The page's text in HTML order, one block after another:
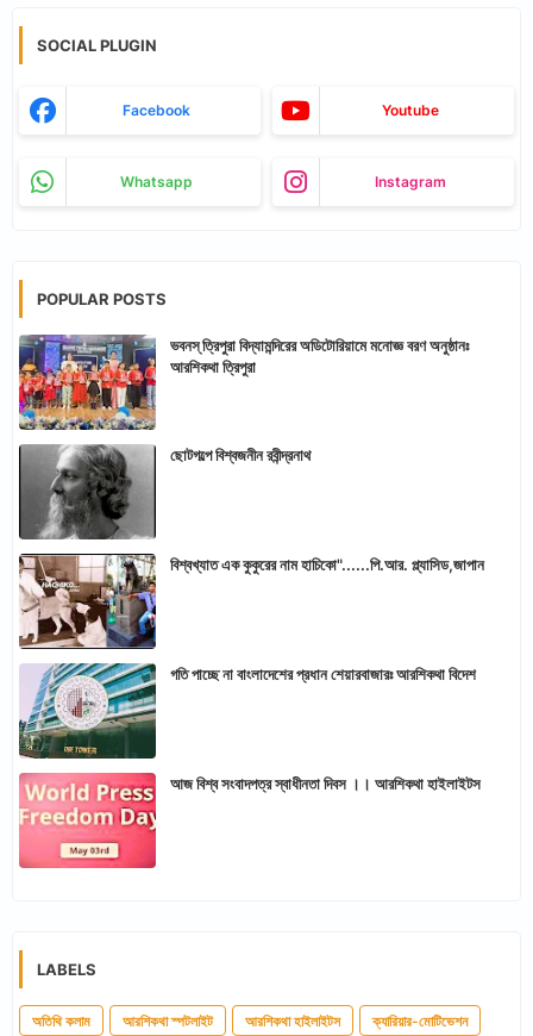
SOCIAL PLUGIN
Facebook Youtube
Whatsapp Instagram
POPULAR POSTS
ভবনস্ ত্রিপুরা বিদ্যামন্দিরের অডিটোরিয়ামে মনোজ্ঞ বরণ অনুষ্ঠানঃ
আরশিকথা ত্রিপুরা
ছোটগল্পে বিশ্বজনীন রবীন্দ্রনাথ
বিশ্বখ্যাত এক কুকুরের নাম হাচিকো"......পি.আর. প্ল্যাসিড,জাপান
গতি পাচ্ছে না বাংলাদেশের প্রধান শেয়ারবাজারঃ আরশিকথা বিদেশ
আজ বিশ্ব সংবাদপত্র স্বাধীনতা দিবস ।। আরশিকথা হাইলাইটস
LABELS
অতিথি কলাম আরশিকথা স্পটলাইট আরশিকথা হাইলাইটস ক্যারিয়ার-মোটিভেশন